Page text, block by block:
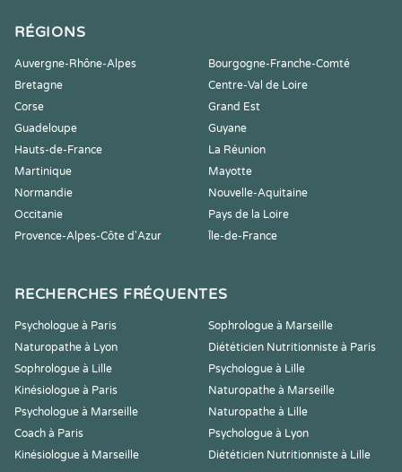
RÉGIONS
Auvergne-Rhône-Alpes
Bourgogne-Franche-Comté
Bretagne
Centre-Val de Loire
Corse
Grand Est
Guadeloupe
Guyane
Hauts-de-France
La Réunion
Martinique
Mayotte
Normandie
Nouvelle-Aquitaine
Occitanie
Pays de la Loire
Provence-Alpes-Côte d'Azur
Île-de-France
RECHERCHES FRÉQUENTES
Psychologue à Paris
Sophrologue à Marseille
Naturopathe à Lyon
Diététicien Nutritionniste à Paris
Sophrologue à Lille
Psychologue à Lille
Kinésiologue à Paris
Naturopathe à Marseille
Psychologue à Marseille
Naturopathe à Lille
Coach à Paris
Psychologue à Lyon
Kinésiologue à Marseille
Diététicien Nutritionniste à Lille